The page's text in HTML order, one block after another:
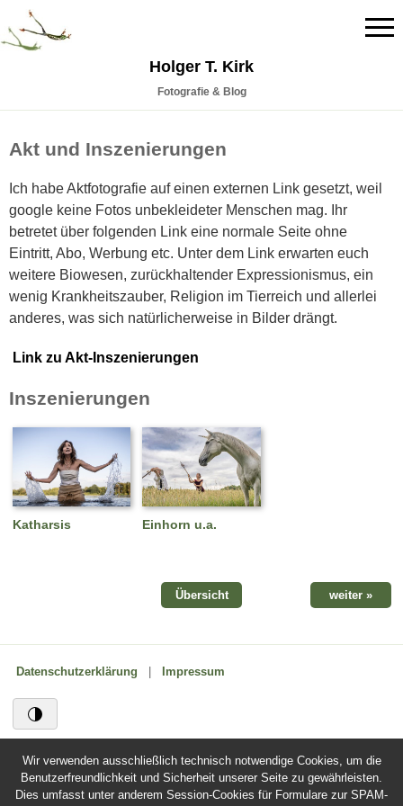
Holger T. Kirk
Fotografie & Blog
Akt und Inszenierungen
Ich habe Aktfotografie auf einen externen Link gesetzt, weil
google keine Fotos unbekleideter Menschen mag. Ihr
betretet über folgenden Link eine normale Seite ohne
Eintritt, Abo, Werbung etc. Unter dem Link erwarten euch
weitere Biowesen, zurückhaltender Expressionismus, ein
wenig Krankheitszauber, Religion im Tierreich und allerlei
anderes, was sich natürlicherweise in Bilder drängt.
Link zu Akt-Inszenierungen
Inszenierungen
Katharsis Einhorn u.a.
weiter »
Übersicht
Datenschutzerklärung Impressum
Wir verwenden ausschließlich technisch notwendige Cookies, um die
Benutzerfreundlichkeit und Sicherheit unserer Seite zu gewährleisten.
Dies umfasst unter anderem Session-Cookies für Formulare zur SPAM-